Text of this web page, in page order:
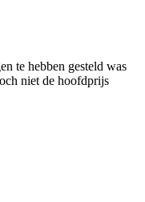
te hebben gesteld was
niet de hoofdprijs